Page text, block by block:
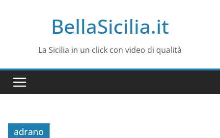
BellaSicilia.it
La Sicilia in un click con video di qualità
adrano